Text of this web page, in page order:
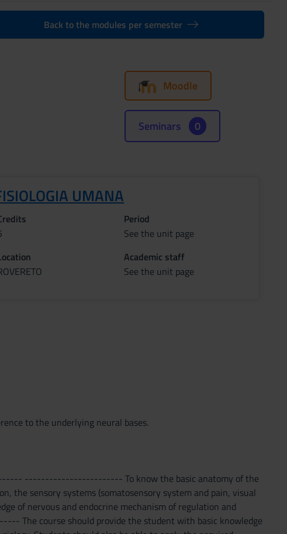
Back to the modules per semester
Moodle
Seminars 0
UMANA
Period
See the unit page
Academic staff
See the unit page
to the underlying neural bases.
------------------------ To know the basic anatomy of the
the sensory systems (somatosensory system and pain, visual
of nervous and endocrine mechanism of regulation and
course should provide the student with basic knowledge